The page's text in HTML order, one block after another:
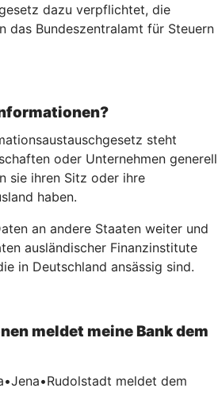
dazu verpflichtet, die
das Bundeszentralamt für Steuern
steht
oder Unternehmen generell
sie ihren Sitz oder ihre
haben.
an andere Staaten weiter und
ausländischer Finanzinstitute
in Deutschland ansässig sind.
meldet meine Bank dem
meldet dem